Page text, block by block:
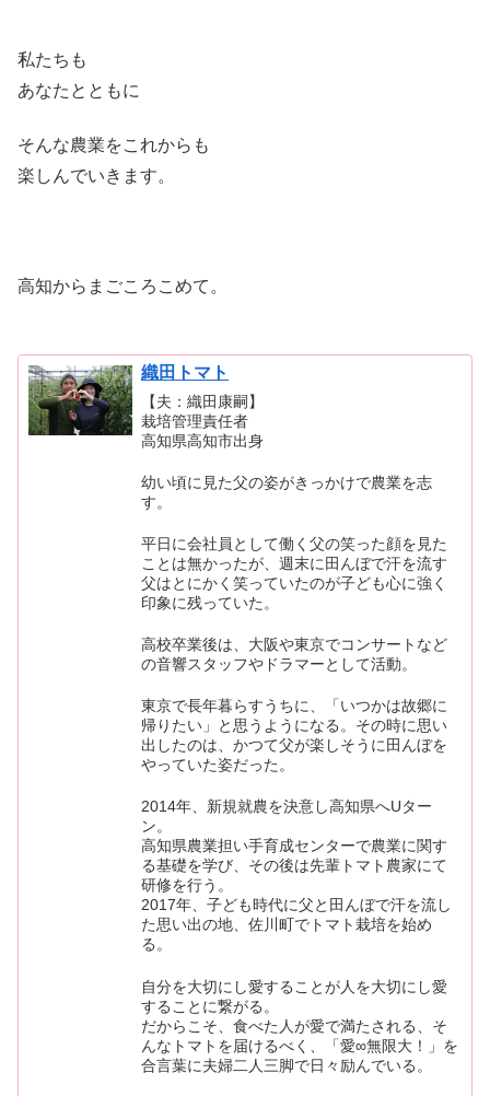
私たちも
あなたとともに
そんな農業をこれからも
楽しんでいきます。
高知からまごころこめて。
織田トマト
【夫：織田康嗣】
栽培管理責任者
高知県高知市出身
幼い頃に見た父の姿がきっかけで農業を志
す。
平日に会社員として働く父の笑った顔を見た
ことは無かったが、週末に田んぼで汗を流す
父はとにかく笑っていたのが子ども心に強く
印象に残っていた。
高校卒業後は、大阪や東京でコンサートなど
の音響スタッフやドラマーとして活動。
東京で長年暮らすうちに、「いつかは故郷に
帰りたい」と思うようになる。その時に思い
出したのは、かつて父が楽しそうに田んぼを
やっていた姿だった。
2014年、新規就農を決意し高知県へUター
ン。
高知県農業担い手育成センターで農業に関す
る基礎を学び、その後は先輩トマト農家にて
研修を行う。
2017年、子ども時代に父と田んぼで汗を流し
た思い出の地、佐川町でトマト栽培を始め
る。
自分を大切にし愛することが人を大切にし愛
することに繋がる。
だからこそ、食べた人が愛で満たされる、そ
んなトマトを届けるべく、「愛∞無限大！」を
合言葉に夫婦二人三脚で日々励んでいる。